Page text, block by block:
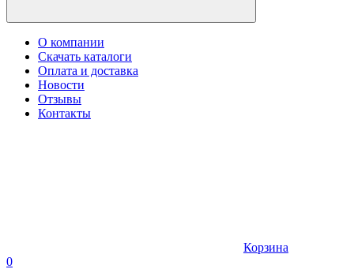
О компании
Скачать каталоги
Оплата и доставка
Новости
Отзывы
Контакты
Корзина
0